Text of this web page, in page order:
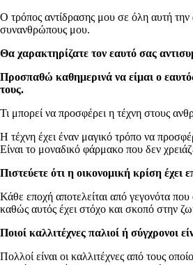
Ο τρόπος αντίδρασης μου σε όλη αυτή
συνανθρώπους μου.
Θα χαρακτηρίζατε τον εαυτό σας
Προσπαθώ καθημερινά να είμαι ο
τους.
Τι μπορεί να προσφέρει η τέχνη στους
Η τέχνη έχει έναν μαγικό τρόπο να
Είναι το μοναδικό φάρμακο που δεν
Πιστεύετε ότι η οικονομική κρίση έχει
Κάθε εποχή αποτελείται από γεγονότα
καθώς αυτός έχει στόχο και σκοπό στην
Ποιοί καλλιτέχνες παλιοί ή σύγχρονοι
Πολλοί είναι οι καλλιτέχνες από τους